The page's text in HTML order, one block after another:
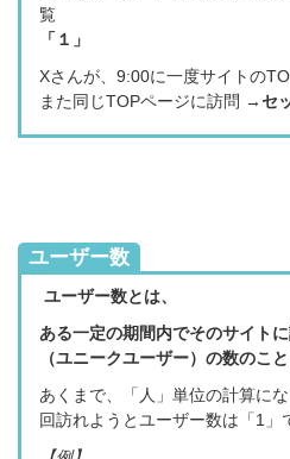
覧
「１」
Xさんが、9:00に一度サイトの
また同じTOPページに訪問 →セ
ユーザー数
ユーザー数とは、
ある一定の期間内でそのサイト
（ユニークユーザー）の数のこと
あくまで、「人」単位の計算に
回訪れようとユーザー数は「1」